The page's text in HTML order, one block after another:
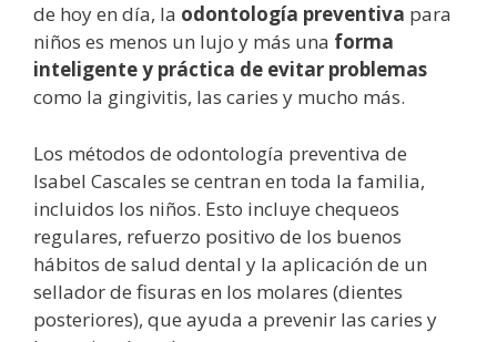
de hoy en día, la odontología preventiva para
niños es menos un lujo y más una forma
inteligente y práctica de evitar problemas
como la gingivitis, las caries y mucho más.
Los métodos de odontología preventiva de
Isabel Cascales se centran en toda la familia,
incluidos los niños. Esto incluye chequeos
regulares, refuerzo positivo de los buenos
hábitos de salud dental y la aplicación de un
sellador de fisuras en los molares (dientes
posteriores), que ayuda a prevenir las caries y